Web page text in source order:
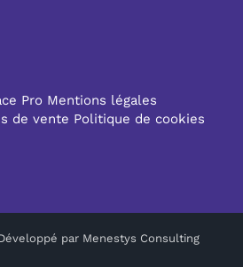
Pro Mentions légales
de vente Politique de cookies
par Menestys Consulting